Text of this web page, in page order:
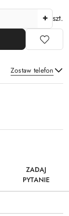
szt.
Zostaw telefon
ZADAJ
PYTANIE